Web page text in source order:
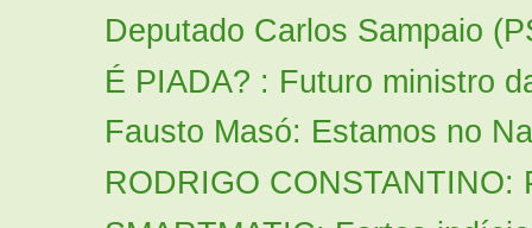
Deputado Carlos Sampaio
É PIADA? : Futuro ministro
Fausto Masó: Estamos no
RODRIGO